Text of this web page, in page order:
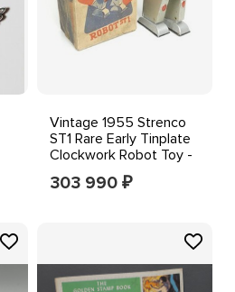
Vintage 1955 Strenco
ST1 Rare Early Tinplate
Clockwork Robot Toy -
Germany Boxed
303 990 ₽